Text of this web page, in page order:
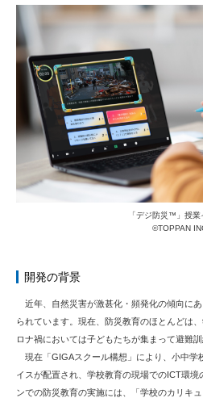
「デジ防災™」授業
©TOPPAN
開発の背景
近年、自然災害が激甚化・頻発化の傾向に
られています。現在、防災教育のほとんどは
ロナ禍においては子どもたちが集まって避難
現在「GIGAスクール構想」により、小中学
イスが配置され、学校教育の現場でのICT環境
ンでの防災教育の実施には、「学校のカリキ